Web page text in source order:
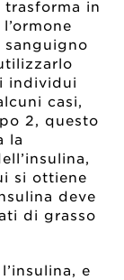
trasforma in
individui
casi,
2, questo
la
si ottiene
deve
di grasso
e